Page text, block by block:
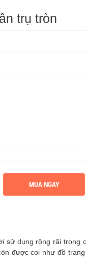
trụ tròn
sử dụng rộng rãi trong
được coi như đồ